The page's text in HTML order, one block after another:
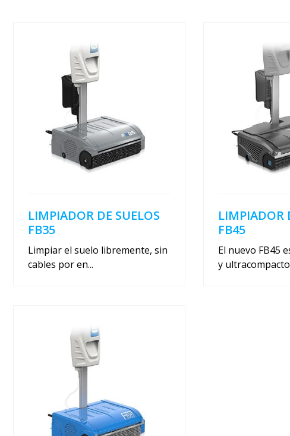
LIMPIADOR DE SUELOS
FB35
Limpiar el suelo libremente, sin
cables por en...
LIMPIADOR
FB45
El nuevo FB45
y